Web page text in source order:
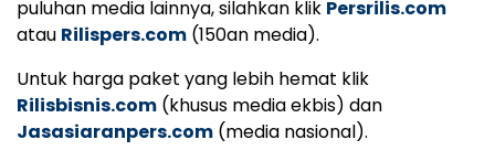
puluhan media lainnya, silahkan klik Persrilis.com
atau Rilispers.com (150an media).
Untuk harga paket yang lebih hemat klik
Rilisbisnis.com (khusus media ekbis) dan
Jasasiaranpers.com (media nasional).